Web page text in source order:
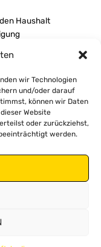
wir Technologien
und/oder darauf
können wir Daten
Website
oder zurückziehst,
werden.
Haushalt
abwischen.
einer unauffälligen
oder nicht